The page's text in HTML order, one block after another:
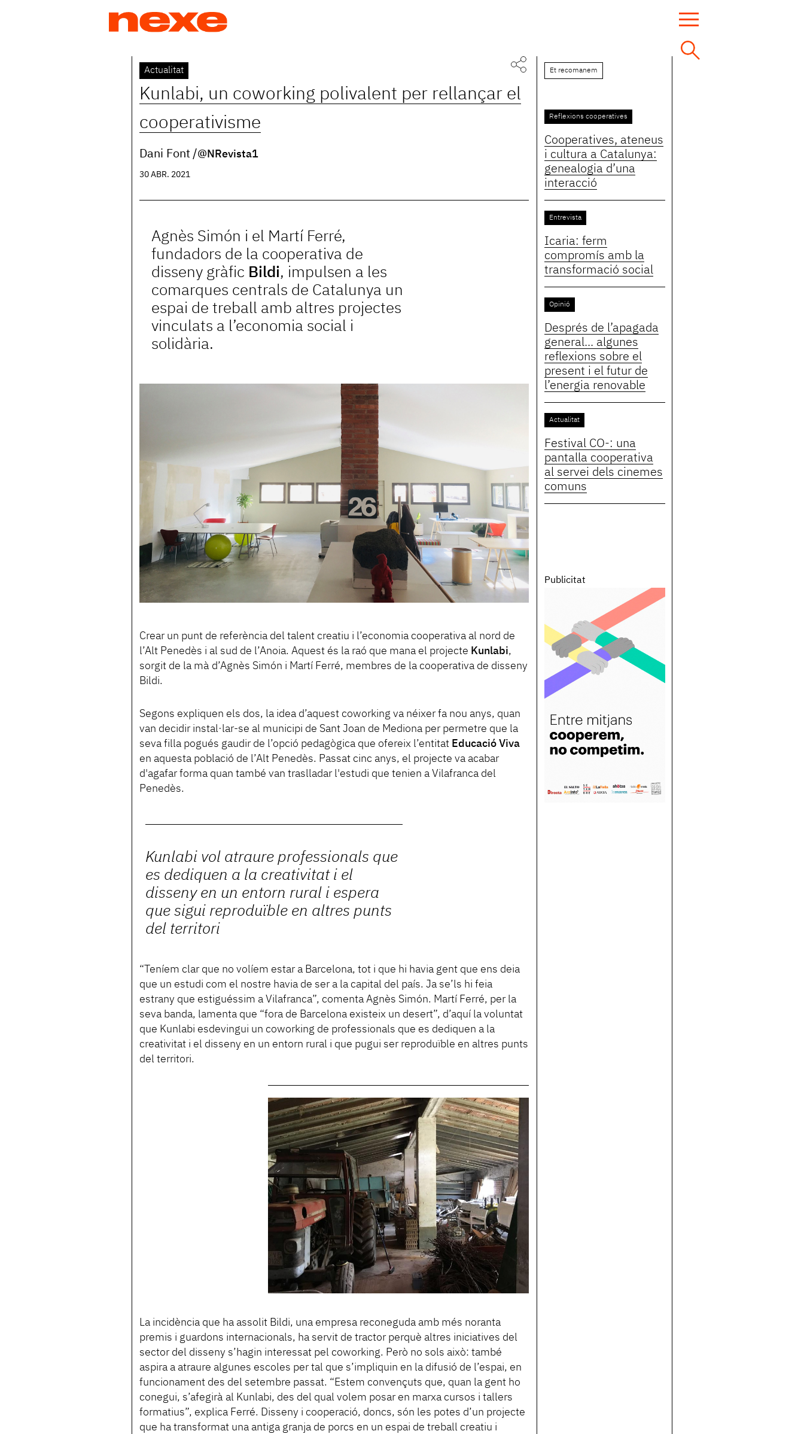
Back
to
top
Actualitat
Kunlabi, un coworking polivalent per rellançar el
cooperativisme
Dani Font @NRevista1
30 ABR. 2021
Agnès Simón i el Martí Ferré,
fundadors de la cooperativa de
disseny gràfic Bildi, impulsen a les
comarques centrals de Catalunya un
espai de treball amb altres projectes
vinculats a l’economia social i
solidària.
Crear un punt de referència del talent creatiu i l’economia cooperativa al nord de
l’Alt Penedès i al sud de l’Anoia. Aquest és la raó que mana el projecte Kunlabi,
sorgit de la mà d’Agnès Simón i Martí Ferré, membres de la cooperativa de disseny
Bildi.
Segons expliquen els dos, la idea d’aquest coworking va néixer fa nou anys, quan
van decidir instal·lar-se al municipi de Sant Joan de Mediona per permetre que la
seva filla pogués gaudir de l’opció pedagògica que ofereix l’entitat Educació Viva
en aquesta població de l’Alt Penedès. Passat cinc anys, el projecte va acabar
d'agafar forma quan també van traslladar l'estudi que tenien a Vilafranca del
Penedès.
Kunlabi vol atraure professionals que
es dediquen a la creativitat i el
disseny en un entorn rural i espera
que sigui reproduïble en altres punts
del territori
“Teníem clar que no volíem estar a Barcelona, tot i que hi havia gent que ens deia
que un estudi com el nostre havia de ser a la capital del país. Ja se’ls hi feia
estrany que estiguéssim a Vilafranca”, comenta Agnès Simón. Martí Ferré, per la
seva banda, lamenta que “fora de Barcelona existeix un desert”, d’aquí la voluntat
que Kunlabi esdevingui un coworking de professionals que es dediquen a la
creativitat i el disseny en un entorn rural i que pugui ser reproduïble en altres punts
del territori.
La incidència que ha assolit Bildi, una empresa reconeguda amb més noranta
premis i guardons internacionals, ha servit de tractor perquè altres iniciatives del
sector del disseny s’hagin interessat pel coworking. Però no sols això: també
aspira a atraure algunes escoles per tal que s’impliquin en la difusió de l’espai, en
funcionament des del setembre passat. “Estem convençuts que, quan la gent ho
conegui, s’afegirà al Kunlabi, des del qual volem posar en marxa cursos i tallers
formatius”, explica Ferré. Disseny i cooperació, doncs, són les potes d’un projecte
que ha transformat una antiga granja de porcs en un espai de treball creatiu i
Et recomanem
Reflexions cooperatives
Cooperatives, ateneus
i cultura a Catalunya:
genealogia d’una
interacció
Entrevista
Icaria: ferm
compromís amb la
transformació social
Opinió
Després de l’apagada
general... algunes
reflexions sobre el
present i el futur de
l’energia renovable
Actualitat
Festival CO-: una
pantalla cooperativa
al servei dels cinemes
comuns
Publicitat